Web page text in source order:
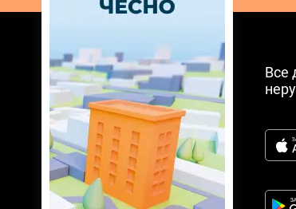
Все